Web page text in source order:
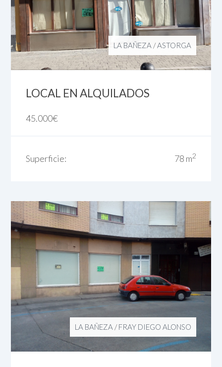
LA BAÑEZA /ASTORGA
LOCAL EN ALQUILADOS
45.000€
Superficie: 78 m2
LA BAÑEZA /FRAY DIEGO ALONSO